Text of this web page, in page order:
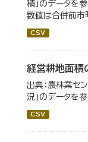
積」のデータを
数値は合併前市
CSV
経営耕地面積
出典：農林業セ
況」のデータを
CSV